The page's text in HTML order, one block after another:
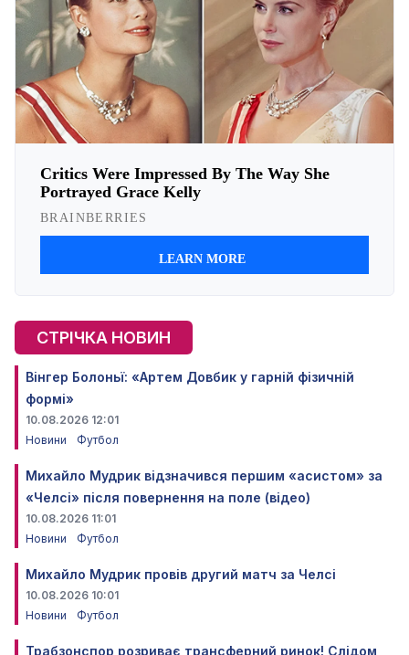
СТРІЧКА НОВИН
Вінгер Болоньї: «Артем Довбик у гарній фізичній
формі»
10.08.2026 12:01
Новини
Футбол
Михайло Мудрик відзначився першим «асистом» за
«Челсі» після повернення на поле (відео)
10.08.2026 11:01
Новини
Футбол
Михайло Мудрик провів другий матч за Челсі
10.08.2026 10:01
Новини
Футбол
Трабзонспор розриває трансферний ринок! Слідом